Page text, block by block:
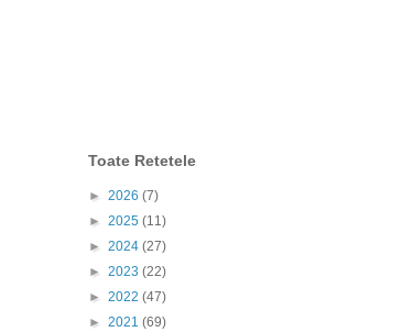
Toate Retetele
► 2026 (7)
► 2025 (11)
► 2024 (27)
► 2023 (22)
► 2022 (47)
► 2021 (69)